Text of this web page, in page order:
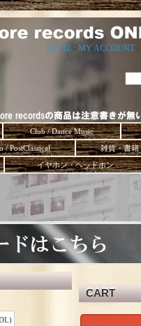
HOME - MY ACCOUNT -
Club / Dance Music
/ PostClassical
雑貨・書籍
イヤホン・ヘッドホン
CART